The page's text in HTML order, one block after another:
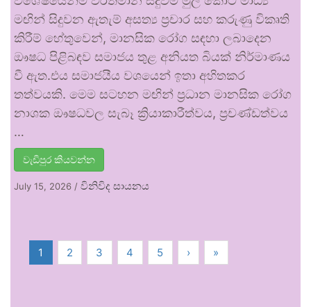
මඟින් සිදුවන ඇතැම් අසත්‍ය ප්‍රචාර සහ කරුණු විකෘති
කිරීම් හේතුවෙන්, මානසික රෝග සඳහා ලබාදෙන
ඖෂධ පිළිබඳව සමාජය තුළ අනියත බියක් නිර්මාණය
වී ඇත.එය සමාජයීය වශයෙන් ඉතා අහිතකර
තත්වයකි. මෙම සටහන මඟින් ප්‍රධාන මානසික රෝග
නාශක ඖෂධවල සැබෑ ක්‍රියාකාරීත්වය, ප්‍රචණ්ඩත්වය
…
වැඩිපුර කියවන්න
July 15, 2026 / විනිවිද සායනය
1 2 3 4 5 › »